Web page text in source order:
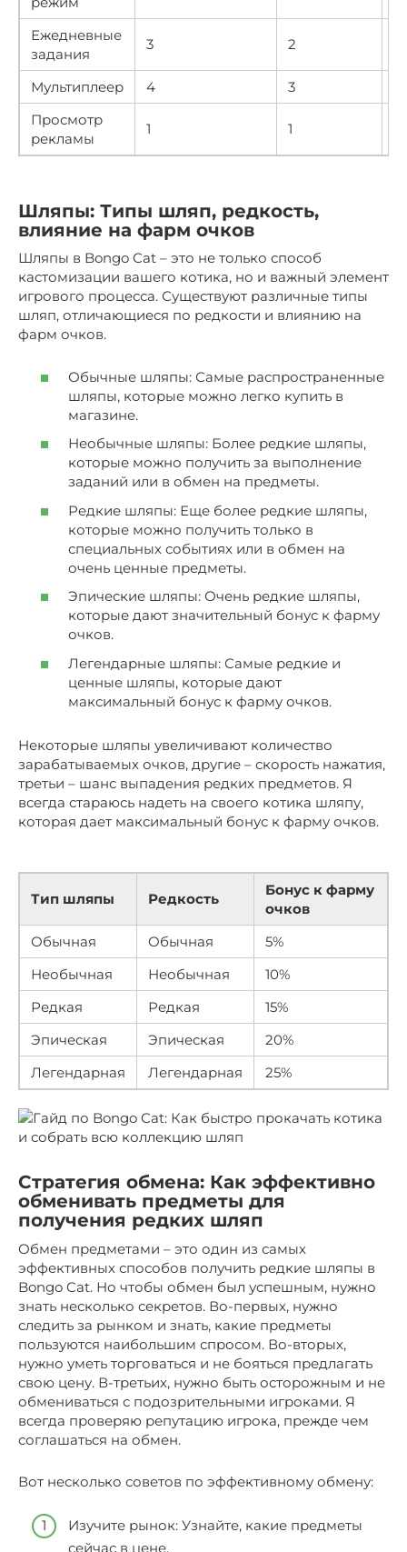
Ежедневные
задания
3 2
Мультиплеер 4 3
Просмотр
рекламы
1 1
Шляпы: Типы шляп, редкость,
влияние на фарм очков
Шляпы в Bongo Cat – это не только способ
кастомизации вашего котика, но и важный элемент
игрового процесса. Существуют различные типы
шляп, отличающиеся по редкости и влиянию на
фарм очков.
Обычные шляпы: Самые распространенные
шляпы, которые можно легко купить в
магазине.
Необычные шляпы: Более редкие шляпы,
которые можно получить за выполнение
заданий или в обмен на предметы.
Редкие шляпы: Еще более редкие шляпы,
которые можно получить только в
специальных событиях или в обмен на
очень ценные предметы.
Эпические шляпы: Очень редкие шляпы,
которые дают значительный бонус к фарму
очков.
Легендарные шляпы: Самые редкие и
ценные шляпы, которые дают
максимальный бонус к фарму очков.
Некоторые шляпы увеличивают количество
зарабатываемых очков, другие – скорость нажатия,
третьи – шанс выпадения редких предметов. Я
всегда стараюсь надеть на своего котика шляпу,
которая дает максимальный бонус к фарму очков.
Тип шляпы Редкость
Бонус к фарму
очков
Обычная
Обычная
5%
Необычная
Необычная
10%
Редкая
Редкая
15%
Эпическая
Эпическая
20%
Легендарная
Легендарная 25%
Стратегия обмена: Как эффективно
обменивать предметы для
получения редких шляп
Обмен предметами – это один из самых
эффективных способов получить редкие шляпы в
Bongo Cat. Но чтобы обмен был успешным, нужно
знать несколько секретов. Во-первых, нужно
следить за рынком и знать, какие предметы
пользуются наибольшим спросом. Во-вторых,
нужно уметь торговаться и не бояться предлагать
свою цену. В-третьих, нужно быть осторожным и не
обмениваться с подозрительными игроками. Я
всегда проверяю репутацию игрока, прежде чем
соглашаться на обмен.
Вот несколько советов по эффективному обмену:
Изучите рынок: Узнайте, какие предметы
сейчас в цене.